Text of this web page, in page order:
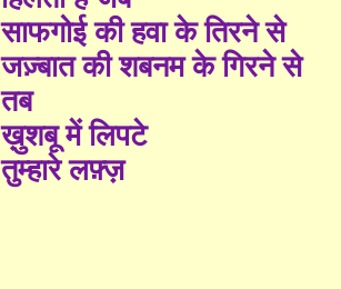
साफगोई की हवा के तिरने से
जज़्बात की शबनम के गिरने से
तब
ख़ुशबू में लिपटे
तुम्हारे लफ़्ज़